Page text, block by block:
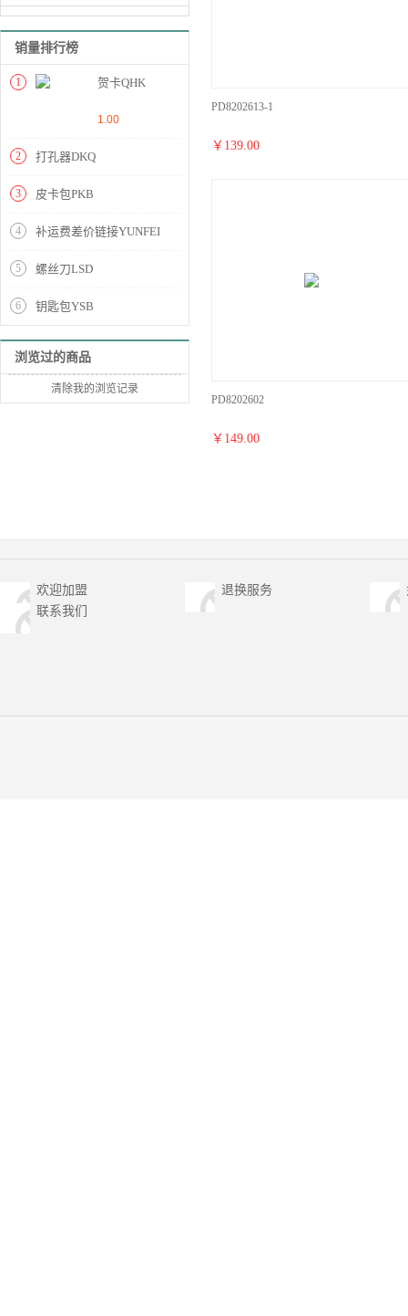
销量排行榜
1 贺卡QHK
1.00
2 打孔器DKQ
3 皮卡包PKB
4 补运费差价链接YUNFEI
5 螺丝刀LSD
6 钥匙包YSB
浏览过的商品
清除我的浏览记录
PD8202613-1
￥ 139.00
PD8202602
￥ 149.00
欢迎加盟 退换服务
联系我们